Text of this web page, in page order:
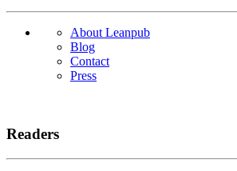
About Leanpub
Blog
Contact
Press
Readers